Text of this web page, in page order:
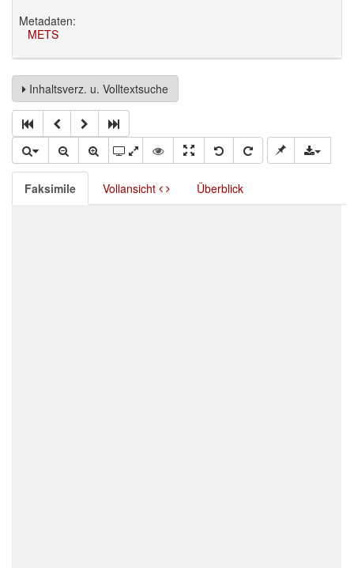
Metadaten:
METS
Inhaltsverz. u. Volltextsuche
Faksimile Vollansicht Überblick